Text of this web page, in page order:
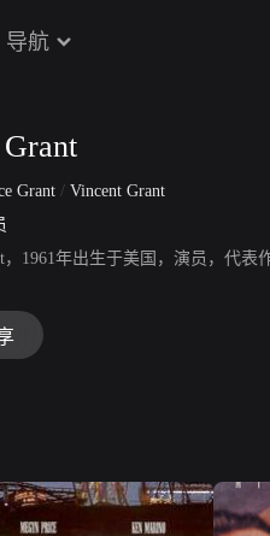
导航
Grant / Vincent Grant
，1961年出生于美国，演员，代